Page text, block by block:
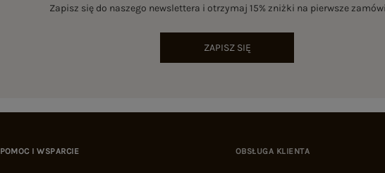
Zapisz się do naszego newslettera i otrzymaj 15% zniżki na pierwsze
ZAPISZ SIĘ
POMOC I WSPARCIE OBSŁUGA KLIENTA